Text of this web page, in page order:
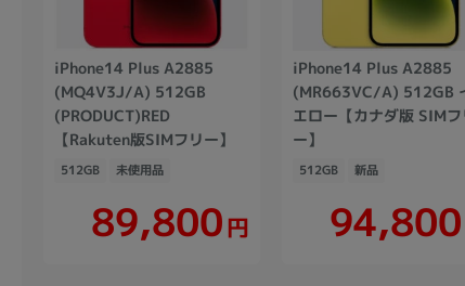
iPhone14 Plus A2885
(MQ4V3J/A) 512GB
(PRODUCT)RED
【Rakuten版SIMフリー】
512GB 未使用品
89,800円
iPhone14 Plus A2885
(MR663VC/A) 512GB
エロー【カナダ版 SIMフ
ー】
512GB 新品
94,800